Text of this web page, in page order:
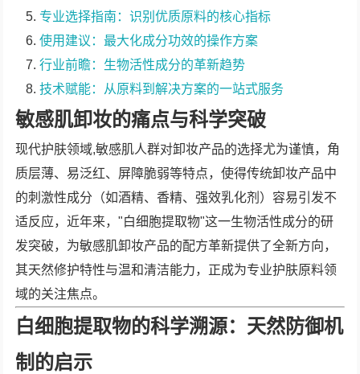
专业选择指南：识别优质原料的核心指标
使用建议：最大化成分功效的操作方案
行业前瞻：生物活性成分的革新趋势
技术赋能：从原料到解决方案的一站式服务
敏感肌卸妆的痛点与科学突破
现代护肤领域,敏感肌人群对卸妆产品的选择尤为谨慎，角
质层薄、易泛红、屏障脆弱等特点，使得传统卸妆产品中
的刺激性成分（如酒精、香精、强效乳化剂）容易引发不
适反应，近年来，"白细胞提取物"这一生物活性成分的研
发突破，为敏感肌卸妆产品的配方革新提供了全新方向，
其天然修护特性与温和清洁能力，正成为专业护肤原料领
域的关注焦点。
白细胞提取物的科学溯源：天然防御机
制的启示